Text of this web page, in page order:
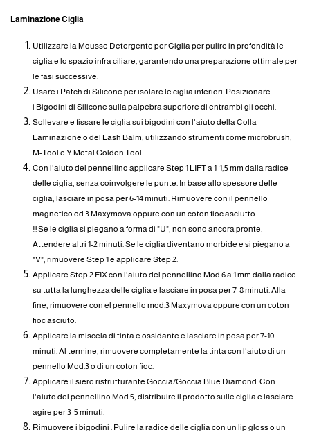
Laminazione Ciglia
Utilizzare la Mousse Detergente per Ciglia per pulire in profondità le
ciglia e lo spazio infra ciliare, garantendo una preparazione ottimale per
le fasi successive.
Usare i Patch di Silicone per isolare le ciglia inferiori. Posizionare
i Bigodini di Silicone sulla palpebra superiore di entrambi gli occhi.
Sollevare e fissare le ciglia sui bigodini con l'aiuto della Colla
Laminazione o del Lash Balm, utilizzando strumenti come microbrush,
M-Tool e Y Metal Golden Tool.
Con l'aiuto del pennellino applicare Step 1 LIFT a 1-1,5 mm dalla radice
delle ciglia, senza coinvolgere le punte. In base allo spessore delle
ciglia, lasciare in posa per 6-14 minuti. Rimuovere con il pennello
magnetico od.3 Maxymova oppure con un coton fioc asciutto.
!!! Se le ciglia si piegano a forma di "U", non sono ancora pronte.
Attendere altri 1-2 minuti. Se le ciglia diventano morbide e si piegano a
"V", rimuovere Step 1 e applicare Step 2.
Applicare Step 2 FIX con l'aiuto del pennellino Mod.6 a 1 mm dalla radice
su tutta la lunghezza delle ciglia e lasciare in posa per 7-8 minuti. Alla
fine, rimuovere con el pennello mod.3 Maxymova oppure con un coton
fioc asciuto.
Applicare la miscela di tinta e ossidante e lasciare in posa per 7-10
minuti. Al termine, rimuovere completamente la tinta con l'aiuto di un
pennello Mod.3 o di un coton fioc.
Applicare il siero ristrutturante Goccia/Goccia Blue Diamond. Con
l'aiuto del pennellino Mod.5, distribuire il prodotto sulle ciglia e lasciare
agire per 3-5 minuti.
Rimuovere i bigodini . Pulire la radice delle ciglia con un lip gloss o un